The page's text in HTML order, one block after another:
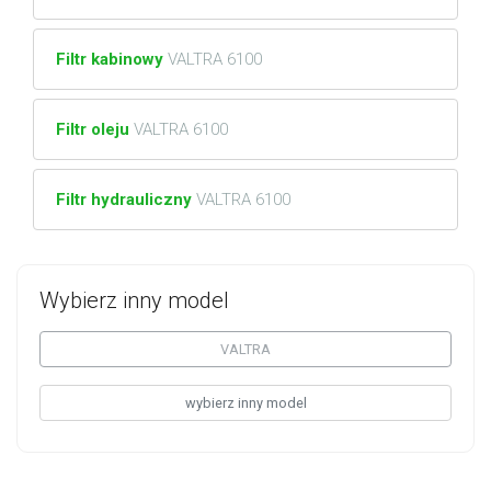
Wybierz inny model
VALTRA
wybierz inny model
Filtr kabinowy VALTRA 6100
Filtr oleju VALTRA 6100
Filtr hydrauliczny VALTRA 6100